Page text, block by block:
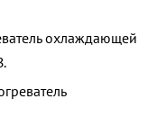
охлаждающей